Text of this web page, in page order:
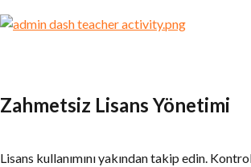
Zahmetsiz Lisans Yönetimi
Lisans kullanımını yakından takip edin.